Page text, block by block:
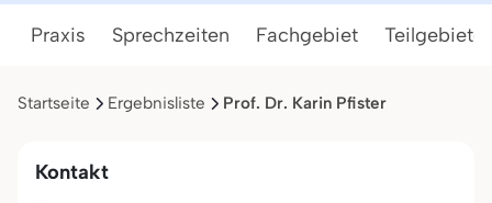
Praxis Sprechzeiten Fachgebiet Teilgebiete
Startseite Ergebnisliste Prof. Dr. Karin Pfister
Kontakt